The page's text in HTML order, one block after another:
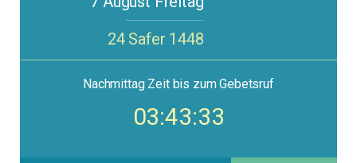
24 Safer 1448
NachmittagZeit bis zum Gebetsruf
03:43:32